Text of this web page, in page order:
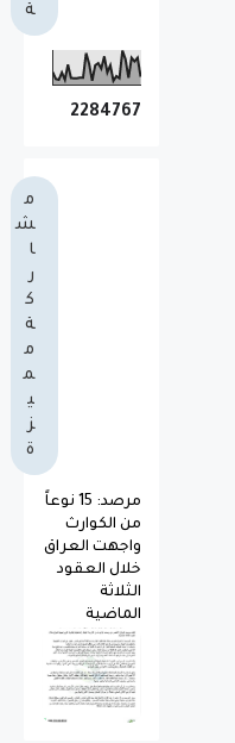
ة
2284767
م
ش
ا
ر
ك
ة
م
م
ي
ز
ة
مرصد: 15 نوعاً
من الكوارث
واجهت العراق
خلال العقود
الثلاثة
الماضية